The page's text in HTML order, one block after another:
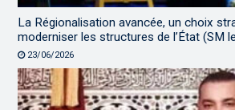
La Régionalisation avancée, un choix
moderniser les structures de l’État (SM
23/06/2026